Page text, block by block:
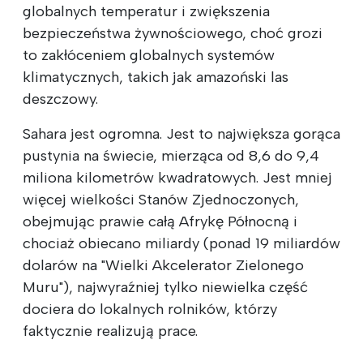
globalnych temperatur i zwiększenia
bezpieczeństwa żywnościowego, choć grozi
to zakłóceniem globalnych systemów
klimatycznych, takich jak amazoński las
deszczowy.
Sahara jest ogromna. Jest to największa gorąca
pustynia na świecie, mierząca od 8,6 do 9,4
miliona kilometrów kwadratowych. Jest mniej
więcej wielkości Stanów Zjednoczonych,
obejmując prawie całą Afrykę Północną i
chociaż obiecano miliardy (ponad 19 miliardów
dolarów na "Wielki Akcelerator Zielonego
Muru"), najwyraźniej tylko niewielka część
dociera do lokalnych rolników, którzy
faktycznie realizują prace.